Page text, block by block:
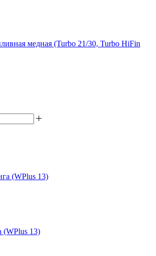
медная (Turbo 21/30, Turbo HiFin
(WPlus 13)